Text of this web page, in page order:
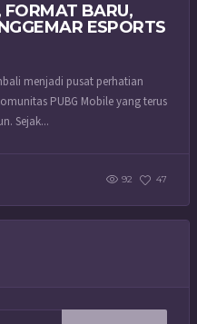
BARU,
ESPORTS
menjadi pusat perhatian
PUBG Mobile yang terus
Sejak...
92 47